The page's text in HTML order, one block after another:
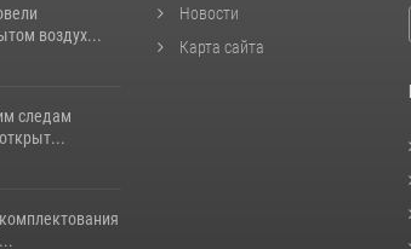
воздух...
следам
Новости
Карта сайта